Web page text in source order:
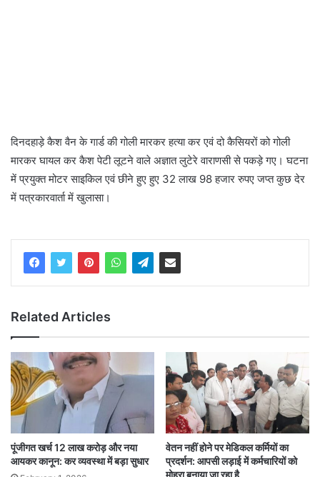
दिनदहाड़े कैश वैन के गार्ड की गोली मारकर हत्या कर एवं दो कैसियरों को गोली
मारकर घायल कर कैश पेटी लूटने वाले अज्ञात लुटेरे वाराणसी से पकड़े गए। घटना
में प्रयुक्त मोटर साइकिल एवं छीने हुए हुए 32 लाख 98 हजार रुपए जप्त कुछ देर
में पत्रकारवार्ता में खुलासा।
Related Articles
पूंजीगत खर्च 12 लाख करोड़ और नया
आयकर कानून: कर व्यवस्था में बड़ा सुधार
वेतन नहीं होने पर मेडिकल कर्मियों का
प्रदर्शन: आपसी लड़ाई में कर्मचारियों को
मोहरा बनाया जा रहा है